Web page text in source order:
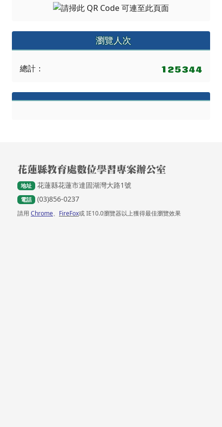
總計：
地址 花蓮縣花蓮市達固湖灣大路1號
電話 (03)856-0237
請用Chrome、FireFox或 IE10.0瀏覽器以上獲得最佳瀏覽效果